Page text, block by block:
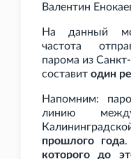
Валентин
На данный
частота
парома из
составит один
Напомним:
линию
прошлого года.
которого до